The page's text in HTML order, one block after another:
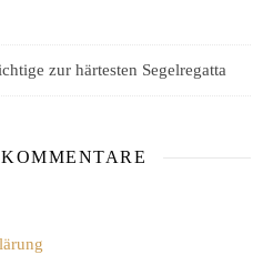
zur härtesten Segelregatta